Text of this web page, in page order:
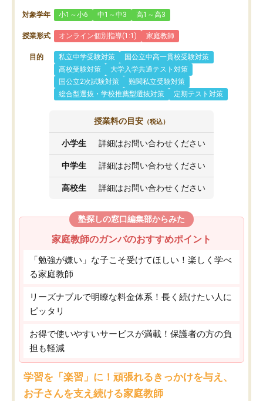
対象学年 小1～小6 中1～中3 高1～高3
授業形式 オンライン個別指導(1:1) 家庭教師
目的 私立中学受験対策
国公立中高一貫校受験対策
高校受験対策
大学入学共通テスト対策
国公立2次試験対策
難関私立受験対策
総合型選抜・学校推薦型選抜対策
定期テスト対策
授業料の目安 （税込）
小学生 詳細はお問い合わせください
中学生 詳細はお問い合わせください
高校生 詳細はお問い合わせください
塾探しの窓口編集部からみた
家庭教師のガンバのおすすめポイント
「勉強が嫌い」な子こそ受けてほしい！楽しく学べ
る家庭教師
リーズナブルで明瞭な料金体系！長く続けたい人に
ピッタリ
お得で使いやすいサービスが満載！保護者の方の負
担も軽減
学習を「楽習」に！頑張れるきっかけを与え、
お子さんを支え続ける家庭教師